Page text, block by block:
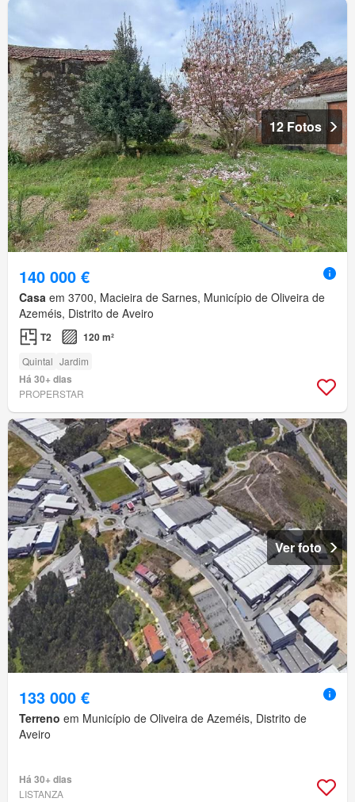
12 Fotos
140 000 €
Casa em 3700, Macieira de Sarnes, Município de Oliveira de
Azeméis, Distrito de Aveiro
T2 120 m²
Quintal Jardim
Há 30+ dias
PROPERSTAR
Ver foto
133 000 €
Terreno em Município de Oliveira de Azeméis, Distrito de
Aveiro
Há 30+ dias
LISTANZA